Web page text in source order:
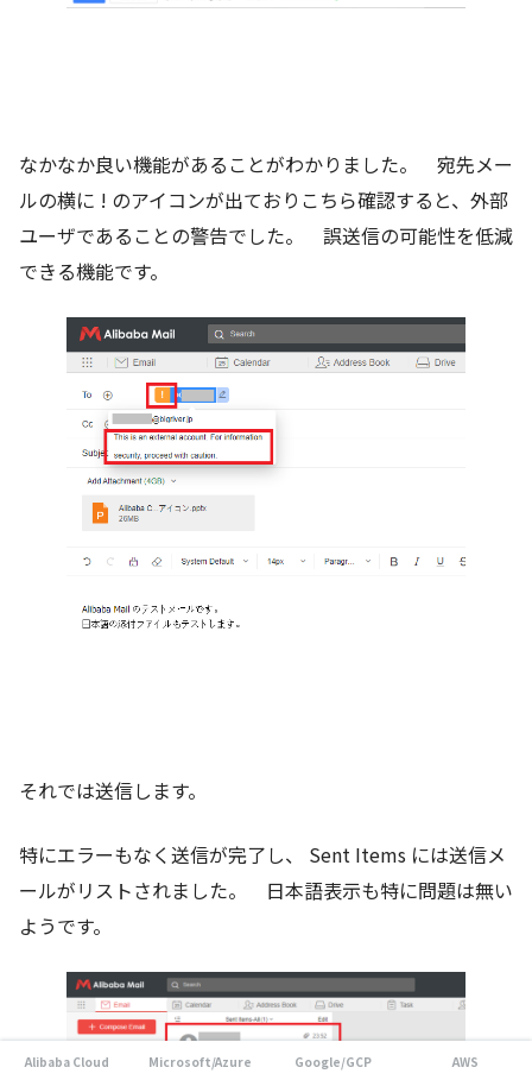
なかなか良い機能があることがわかりました。 宛先メー
ルの横に ! のアイコンが出ておりこちら確認すると、外部
ユーザであることの警告でした。 誤送信の可能性を低減
できる機能です。
それでは送信します。
特にエラーもなく送信が完了し、 Sent Items には送信メ
ールがリストされました。 日本語表示も特に問題は無い
ようです。
Alibaba Cloud Microsoft/Azure Google/GCP AWS